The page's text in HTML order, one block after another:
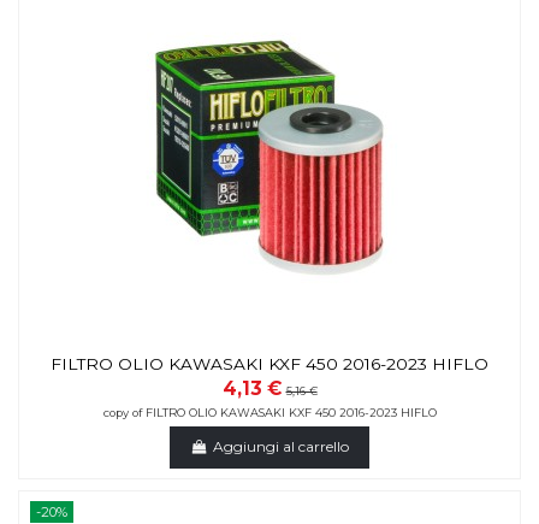
FILTRO OLIO KAWASAKI KXF 450 2016-2023 HIFLO
4,13 €5,16 €
copy of FILTRO OLIO KAWASAKI KXF 450 2016-2023 HIFLO
Aggiungi al carrello
-20%